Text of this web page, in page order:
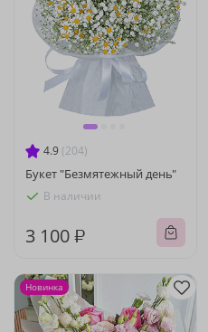
4.9 (204)
Букет "Безмятежный день"
В наличии
3 100 ₽
Новинка